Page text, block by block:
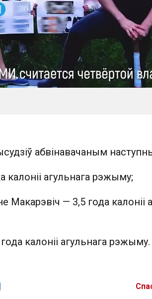
абвінавачаным
калоніі агульнага рэжыму;
Макарэвіч — 3,5 года калоніі
калоніі агульнага рэжыму.